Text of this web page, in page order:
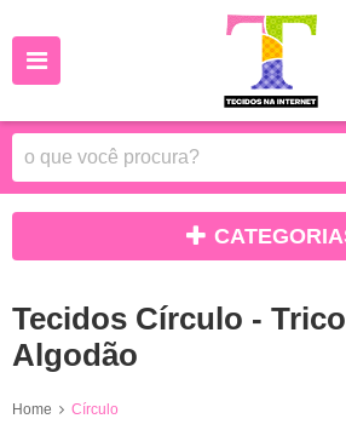
Tecidos Círculo -
Algodão
Home Círculo